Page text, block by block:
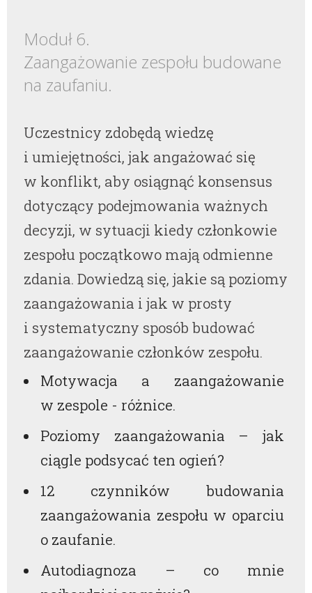
Moduł 6.
Zaangażowanie zespołu budowane
na zaufaniu.
Uczestnicy zdobędą wiedzę
i umiejętności, jak angażować się
w konflikt, aby osiągnąć konsensus
dotyczący podejmowania ważnych
decyzji, w sytuacji kiedy członkowie
zespołu początkowo mają odmienne
zdania. Dowiedzą się, jakie są poziomy
zaangażowania i jak w prosty
i systematyczny sposób budować
zaangażowanie członków zespołu.
Motywacja a zaangażowanie
w zespole - różnice.
Poziomy zaangażowania – jak
ciągle podsycać ten ogień?
12 czynników budowania
zaangażowania zespołu w oparciu
o zaufanie.
Autodiagnoza – co mnie